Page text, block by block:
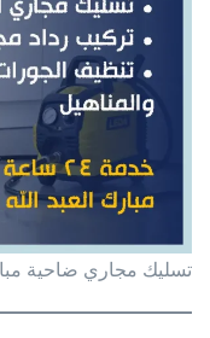
تسليك مجاري ضاحية